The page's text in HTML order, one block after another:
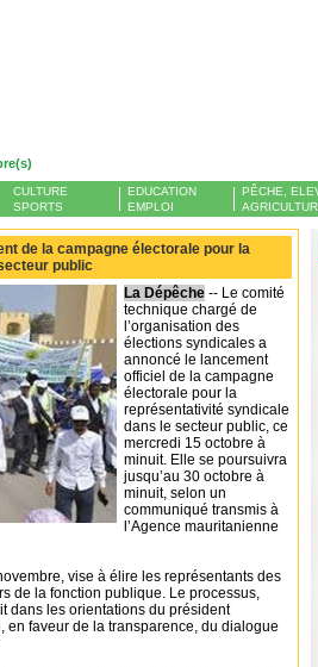
CULTURE
SPORTS
EDUCATION
EMPLOI
PÊCHE,
de la campagne électorale pour la
public
La Dépêche -- Le comité
technique chargé de
l’organisation des
élections syndicales a
annoncé le lancement
officiel de la campagne
électorale pour la
représentativité syndicale
dans le secteur public, ce
mercredi 15 octobre à
minuit. Elle se poursuivra
jusqu’au 30 octobre à
minuit, selon un
communiqué transmis à
l’Agence mauritanienne
vise à élire les représentants des
de la fonction publique. Le processus,
dans les orientations du président
en faveur de la transparence, du dialogue